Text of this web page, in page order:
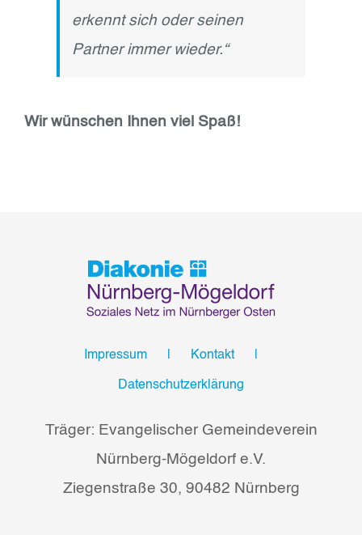
erkennt sich oder seinen
Partner immer wieder.“
Wir wünschen Ihnen viel Spaß!
Impressum Kontakt
Datenschutzerklärung
Träger: Evangelischer Gemeindeverein
Nürnberg-Mögeldorf e.V.
Ziegenstraße 30, 90482 Nürnberg